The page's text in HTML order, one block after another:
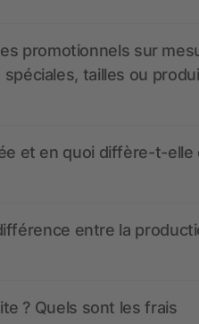
promotionnels sur
tailles ou
et en quoi diffère-t-elle
entre la
? Quels sont les frais